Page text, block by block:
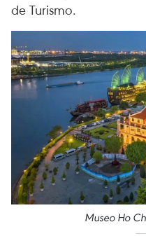
de Turismo.
Museo Ho